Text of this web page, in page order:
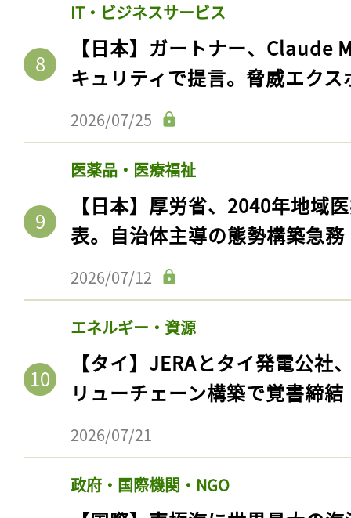
IT・ビジネスサービス
【日本】ガートナー、Claude
キュリティで提言。脅威エク
2026/07/25
医薬品・医療福祉
【日本】厚労省、2040年地域
表。自治体主導の態勢構築急務
2026/07/12
エネルギー・資源
【タイ】JERAとタイ発電公社
リューチェーン構築で覚書締結
2026/07/21
政府・国際機関・NGO